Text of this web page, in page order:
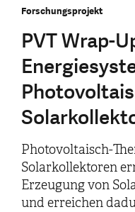
Forschungsprojekt
PVT Wrap-
Photovoltaisch-
Solarkollektoren
Erzeugung von
und erreichen